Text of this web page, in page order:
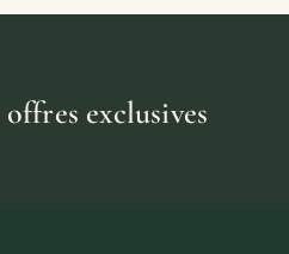
exclusives